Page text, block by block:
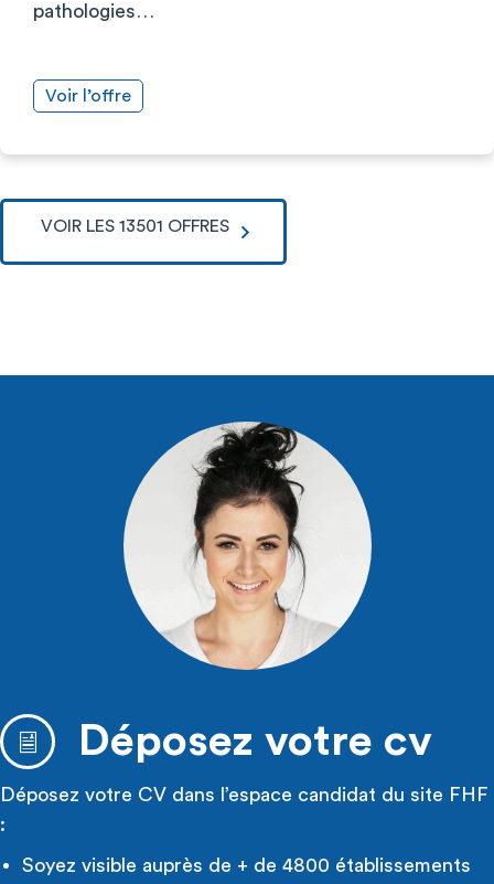
pathologies…
Voir l’offre
VOIR LES 13501 OFFRES
Déposez votre cv
Déposez votre CV dans l’espace candidat du site FHF
:
Soyez visible auprès de + de 4800 établissements